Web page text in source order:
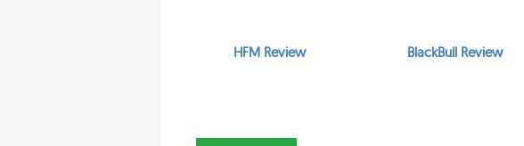
HFM Review BlackBull Review